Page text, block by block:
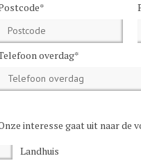
overdag*
interesse gaat uit naar de
Landhuis